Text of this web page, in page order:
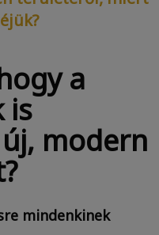
a
is
modern
mindenkinek